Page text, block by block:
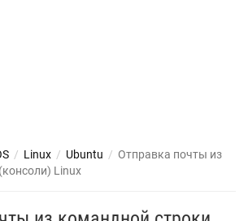
/ Linux / Ubuntu / Отправка почты из
Linux